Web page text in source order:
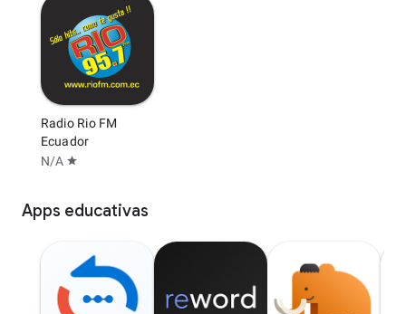
Radio Rio FM
Ecuador
N/A star
Apps educativas